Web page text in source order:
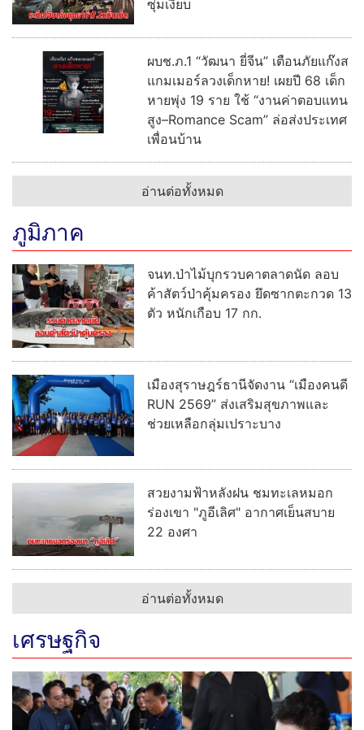
ซุ่มเงียบ
ผบช.ภ.1 “วัฒนา ยี่จีน” เตือนภัยแก๊งส
แกมเมอร์ลวงเด็กหาย! เผยปี 68 เด็ก
หายพุ่ง 19 ราย ใช้ “งานค่าตอบแทน
สูง–Romance Scam” ล่อส่งประเทศ
เพื่อนบ้าน
อ่านต่อทั้งหมด
ภูมิภาค
จนท.ป่าไม้บุกรวบคาตลาดนัด ลอบ
ค้าสัตว์ป่าคุ้มครอง ยึดซากตะกวด 13
ตัว หนักเกือบ 17 กก.
เมืองสุราษฎร์ธานีจัดงาน “เมืองคนดี
RUN 2569” ส่งเสริมสุขภาพและ
ช่วยเหลือกลุ่มเปราะบาง
สวยงามฟ้าหลังฝน ชมทะเลหมอก
ร่องเขา "ภูอีเลิศ" อากาศเย็นสบาย
22 องศา
อ่านต่อทั้งหมด
เศรษฐกิจ